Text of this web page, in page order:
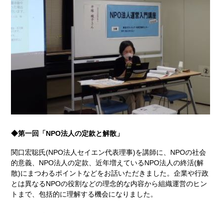
◆第一回「NPO法人の定款と解散」
関口宏聡氏(NPO法人セイエン代表理事)を講師に、NPOの社会
的意義、NPO法人の定款、近年増えているNPO法人の終活(解
散)にまつわるポイントなどをお話いただきました。企業や行政
とは異なるNPOの役割などの理念的な内容から組織運営のヒン
トまで、包括的に理解する機会になりました。